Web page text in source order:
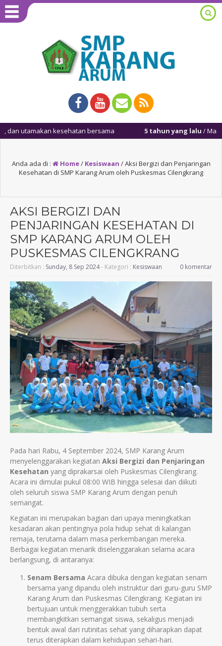
kesehatan bersama 5 tahun yang lalu/ Masuk kembali
Anda ada di : Home/ Kesiswaan /Aksi Bergizi dan Penjaringan
Kesehatan di SMP Karang Arum oleh Puskesmas Cilengkrang
AKSI BERGIZI DAN
PENJARINGAN KESEHATAN DI
SMP KARANG ARUM OLEH
PUSKESMAS CILENGKRANG
Diterbitkan : Sunday, 8 Sep 2024- Kategori : Kesiswaan 0 komentar
Pada hari Rabu, 4 September 2024, SMP Karang Arum
menyelenggarakan kegiatan Aksi Bergizi dan Penjaringan
Kesehatan yang diprakarsai oleh Puskesmas Cilengkrang.
Acara ini dimulai pukul 08:00 WIB hingga selesai dan diikuti
oleh seluruh siswa SMP Karang Arum dengan penuh
semangat.
Kegiatan ini merupakan bagian dari upaya meningkatkan
kesadaran akan pentingnya pola hidup sehat di kalangan
remaja, terutama dalam masa perkembangan mereka.
Berbagai kegiatan menarik diselenggarakan selama acara
berlangsung, di antaranya:
Senam Bersama Acara dibuka dengan kegiatan senam
bersama yang dipandu oleh instruktur dari guru-guru SMP
Karang Arum dan Puskesmas Cilengkrang. Kegiatan ini
bertujuan untuk menggerakkan tubuh serta
membangkitkan semangat siswa, sekaligus menjadi
bentuk awal dari rutinitas sehat yang diharapkan dapat
terus diterapkan dalam kehidupan sehari-hari.